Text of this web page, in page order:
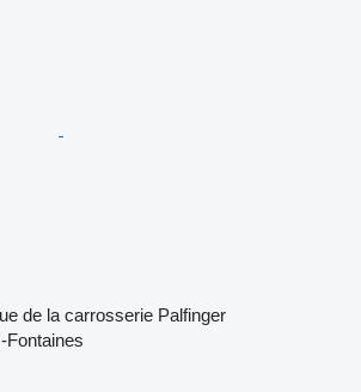
de la carrosserie Palfinger
Fontaines